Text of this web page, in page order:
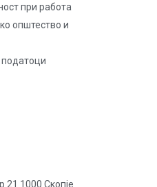
при работа
општество и
податоци
1000 Скопје